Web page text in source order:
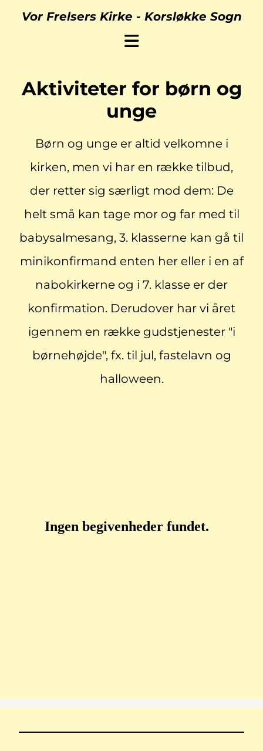
Vor Frelsers Kirke - Korsløkke Sogn
Aktiviteter for børn og
unge
Børn og unge er altid velkomne i
kirken, men vi har en række tilbud,
der retter sig særligt mod dem: De
helt små kan tage mor og far med til
babysalmesang, 3. klasserne kan gå til
minikonfirmand enten her eller i en af
nabokirkerne og i 7. klasse er der
konfirmation. Derudover har vi året
igennem en række gudstjenester "i
børnehøjde", fx. til jul, fastelavn og
halloween.